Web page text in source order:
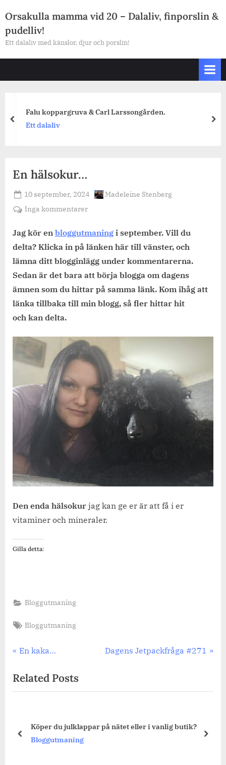
to
content
Orsakulla mamma vid 20 – Dalaliv, finporslin &
pudelliv!
Ett dalaliv med känslor, djur och porslin!
Falu koppargruva & Carl Larssongården.
Ett dalaliv
prev
En hälsokur…
Posted
on
10 september, 2024 By
Madeleine Stenberg
Inga kommentarertill
hälsokur…
Jag kör en bloggutmaning i september. Vill du
delta? Klicka in på länken här till vänster, och
lämna ditt blogginlägg under kommentarerna.
Sedan är det bara att börja blogga om dagens
ämnen som du hittar på samma länk. Kom ihåg att
länka tillbaka till min blogg, så fler hittar hit
och kan delta.
Den enda hälsokur jag kan ge er är att få i er
vitaminer och mineraler.
Gilla detta:
Bloggutmaning
Tags:
Bloggutmaning
Inläggsnavigering
Previous
En kaka…
Next
Dagens Jetpackfråga #271
Related Posts
Köper du julklappar på nätet eller i vanlig butik?
Bloggutmaning
prev next